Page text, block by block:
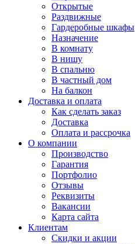
Открытые
Раздвижные
Гардеробные шкафы
Назначение
В комнату
В нишу
В спальню
В частный дом
На балкон
Доставка и оплата
Как сделать заказ
Доставка
Оплата и рассрочка
О компании
Производство
Гарантия
Портфолио
Отзывы
Реквизиты
Вакансии
Карта сайта
Клиентам
Скидки и акции